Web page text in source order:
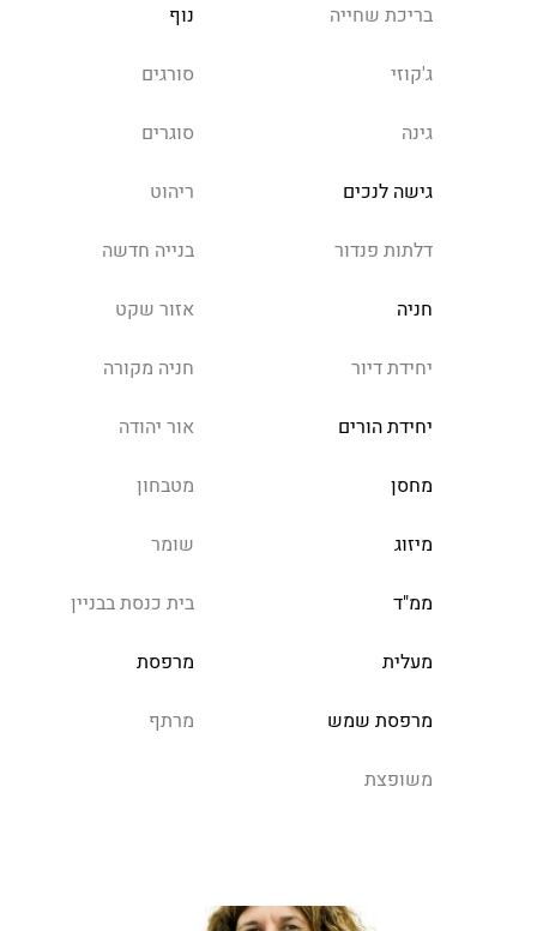
בריכת שחייה נוף
ג'קוזי סורגים
גינה סוגרים
גישה לנכים ריהוט
דלתות פנדור בנייה חדשה
חניה אזור שקט
יחידת דיור חניה מקורה
יחידת הורים אור יהודה
מחסן מטבחון
מיזוג שומר
ממ"ד בית כנסת בבניין
מעלית מרפסת
מרפסת שמש מרתף
משופצת